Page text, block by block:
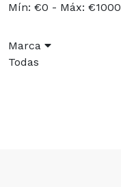
Mín: €0 - Máx: €1000
Marca
Todas